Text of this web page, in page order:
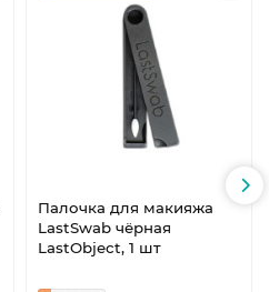
Палочка для макияжа
LastSwab чёрная
LastObject, 1 шт